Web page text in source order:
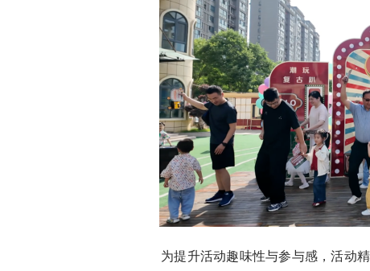
为提升活动趣味性与参与感，活动